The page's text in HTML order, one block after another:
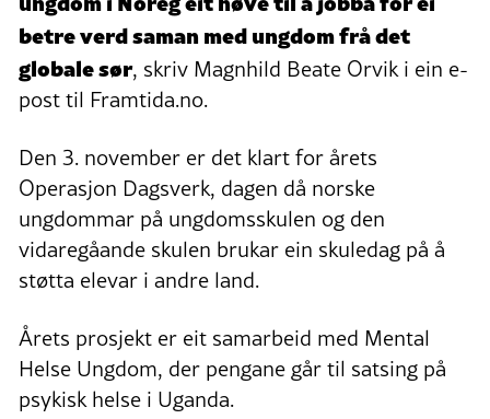
betre verd saman med ungdom frå det
globale sør, skriv Magnhild Beate Orvik i ein e-
post til Framtida.no.
Den 3. november er det klart for årets
Operasjon Dagsverk, dagen då norske
ungdommar på ungdomsskulen og den
vidaregåande skulen brukar ein skuledag på å
støtta elevar i andre land.
Årets prosjekt er eit samarbeid med Mental
Helse Ungdom, der pengane går til satsing på
psykisk helse i Uganda.